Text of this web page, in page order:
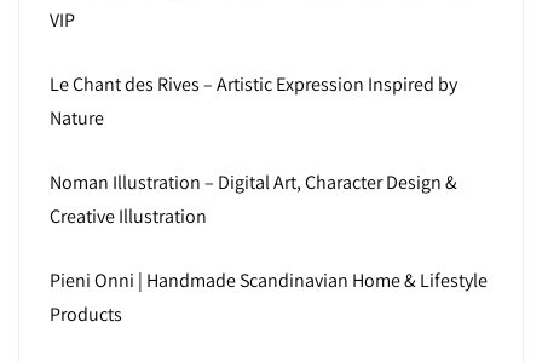
VIP
Le Chant des Rives – Artistic Expression Inspired by
Nature
Noman Illustration – Digital Art, Character Design &
Creative Illustration
Pieni Onni | Handmade Scandinavian Home & Lifestyle
Products